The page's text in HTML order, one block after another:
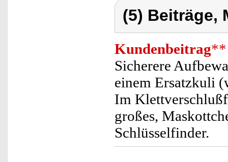
(5) Beiträge,
Kundenbeitrag**
Sicherere
einem Ersatzkuli
Im
großes,
Schlüsselfinder.